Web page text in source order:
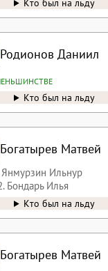
Богатырев Матвей
Богатырев Матвей
Янмурзин Ильнур
Бондарь Илья
Кто был на льду
Родионов Даниил
Кто был на льду
Кто был на льду